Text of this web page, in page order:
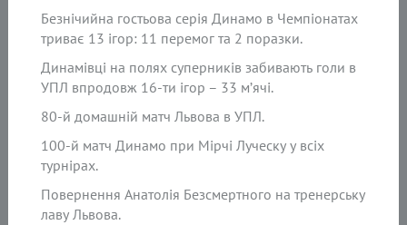
Безнічийна гостьова серія Динамо в Чемпіонатах
триває 13 ігор: 11 перемог та 2 поразки.
Динамівці на полях суперників забивають голи в
УПЛ впродовж 16-ти ігор – 33 м’ячі.
80-й домашній матч Львова в УПЛ.
100-й матч Динамо при Мірчі Луческу у всіх
турнірах.
Повернення Анатолія Безсмертного на тренерську
лаву Львова.